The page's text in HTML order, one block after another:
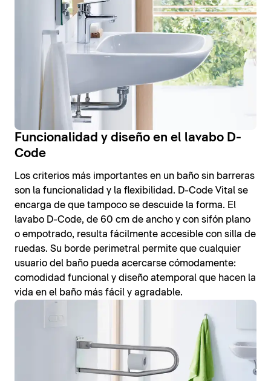
Funcionalidad y diseño en el lavabo D-
Code
Los criterios más importantes en un baño sin barreras
son la funcionalidad y la flexibilidad. D-Code Vital se
encarga de que tampoco se descuide la forma. El
lavabo D-Code, de 60 cm de ancho y con sifón plano
o empotrado, resulta fácilmente accesible con silla de
ruedas. Su borde perimetral permite que cualquier
usuario del baño pueda acercarse cómodamente:
comodidad funcional y diseño atemporal que hacen la
vida en el baño más fácil y agradable.